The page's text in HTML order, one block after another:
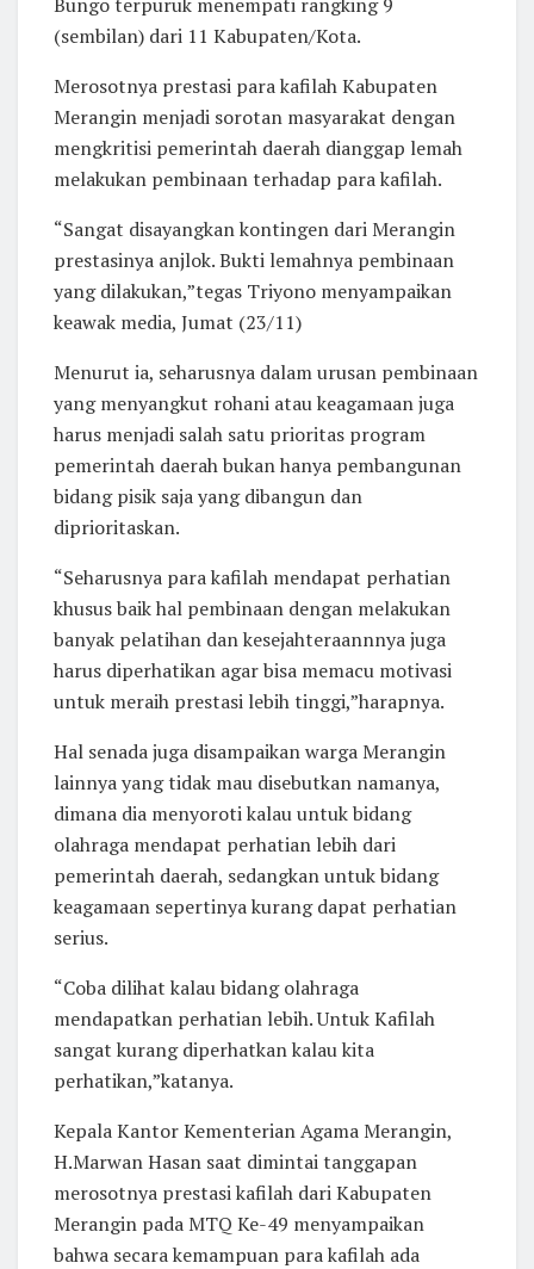
(sembilan) dari 11 Kabupaten/Kota.
Merosotnya prestasi para kafilah Kabupaten
Merangin menjadi sorotan masyarakat dengan
mengkritisi pemerintah daerah dianggap lemah
melakukan pembinaan terhadap para kafilah.
“Sangat disayangkan kontingen dari Merangin
prestasinya anjlok. Bukti lemahnya pembinaan
yang dilakukan,”tegas Triyono menyampaikan
keawak media, Jumat (23/11)
Menurut ia, seharusnya dalam urusan pembinaan
yang menyangkut rohani atau keagamaan juga
harus menjadi salah satu prioritas program
pemerintah daerah bukan hanya pembangunan
bidang pisik saja yang dibangun dan
diprioritaskan.
“Seharusnya para kafilah mendapat perhatian
khusus baik hal pembinaan dengan melakukan
banyak pelatihan dan kesejahteraannnya juga
harus diperhatikan agar bisa memacu motivasi
untuk meraih prestasi lebih tinggi,”harapnya.
Hal senada juga disampaikan warga Merangin
lainnya yang tidak mau disebutkan namanya,
dimana dia menyoroti kalau untuk bidang
olahraga mendapat perhatian lebih dari
pemerintah daerah, sedangkan untuk bidang
keagamaan sepertinya kurang dapat perhatian
serius.
“Coba dilihat kalau bidang olahraga
mendapatkan perhatian lebih. Untuk Kafilah
sangat kurang diperhatkan kalau kita
perhatikan,”katanya.
Kepala Kantor Kementerian Agama Merangin,
H.Marwan Hasan saat dimintai tanggapan
merosotnya prestasi kafilah dari Kabupaten
Merangin pada MTQ Ke-49 menyampaikan
bahwa secara kemampuan para kafilah ada